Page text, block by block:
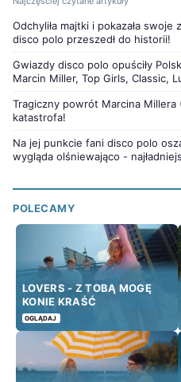
Odchyliła majtki i pokazała
disco polo przeszedł do historii!
Gwiazdy disco polo opuściły
Marcin Miller, Top Girls, Classic,
Tragiczny powrót Marcina Millera
katastrofa!
Na jej punkcie fani disco polo
wygląda olśniewająco -
POLECAMY
LOVERS - Z TOBĄ MOGĘ
KONIE KRAŚĆ
OGLĄDAJ